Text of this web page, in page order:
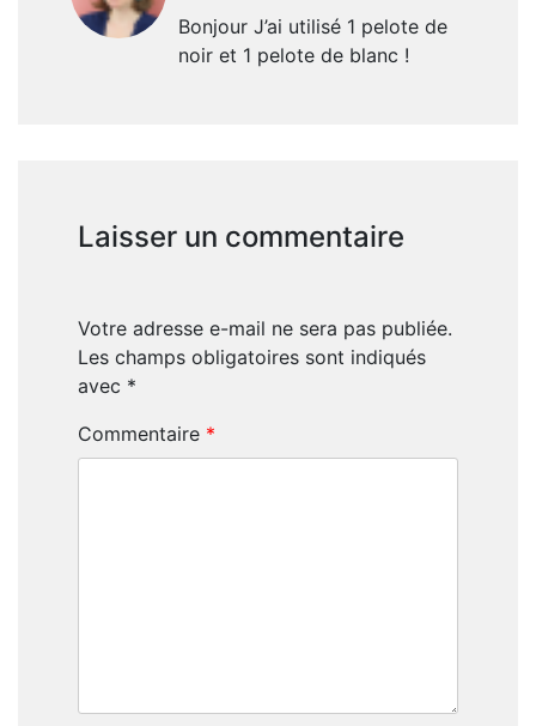
Bonjour J’ai utilisé 1 pelote de
noir et 1 pelote de blanc !
Laisser un commentaire
Votre adresse e-mail ne sera pas publiée.
Les champs obligatoires sont indiqués
avec *
Commentaire *